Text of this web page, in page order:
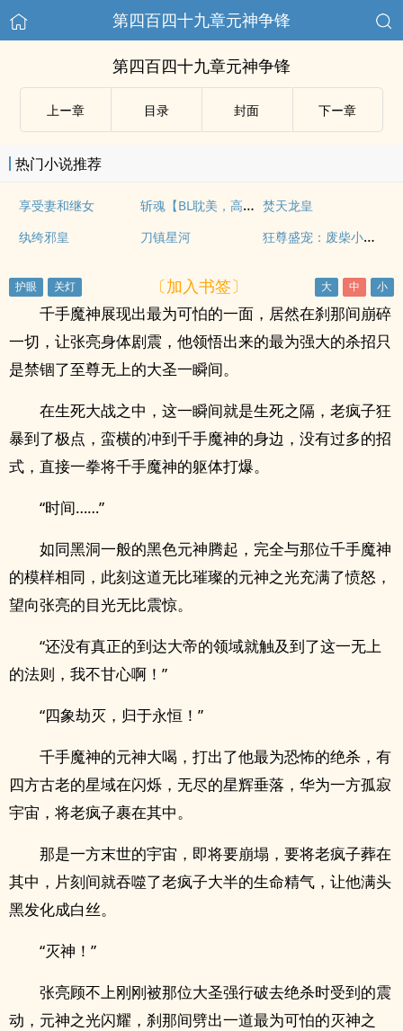
第四百四十九章元神争锋
第四百四十九章元神争锋
上ー章 目录 封面 下ー章
热门小说推荐
享受妻和继女 斩魂【BL耽美，高H，修真短篇】 焚天龙皇
纨绔邪皇
刀镇星河 狂尊盛宠：废柴小姐请入帐
〔加入书签〕
千手魔神展现出最为可怕的一面，居然在刹那间崩碎
一切，让张亮身体剧震，他领悟出来的最为强大的杀招只
是禁锢了至尊无上的大圣一瞬间。
在生死大战之中，这一瞬间就是生死之隔，老疯子狂
暴到了极点，蛮横的冲到千手魔神的身边，没有过多的招
式，直接一拳将千手魔神的躯体打爆。
“时间……”
如同黑洞一般的黑色元神腾起，完全与那位千手魔神
的模样相同，此刻这道无比璀璨的元神之光充满了愤怒，
望向张亮的目光无比震惊。
“还没有真正的到达大帝的领域就触及到了这一无上
的法则，我不甘心啊！”
“四象劫灭，归于永恒！”
千手魔神的元神大喝，打出了他最为恐怖的绝杀，有
四方古老的星域在闪烁，无尽的星辉垂落，华为一方孤寂
宇宙，将老疯子裹在其中。
那是一方末世的宇宙，即将要崩塌，要将老疯子葬在
其中，片刻间就吞噬了老疯子大半的生命精气，让他满头
黑发化成白丝。
“灭神！”
张亮顾不上刚刚被那位大圣强行破去绝杀时受到的震
动，元神之光闪耀，刹那间劈出一道最为可怕的灭神之